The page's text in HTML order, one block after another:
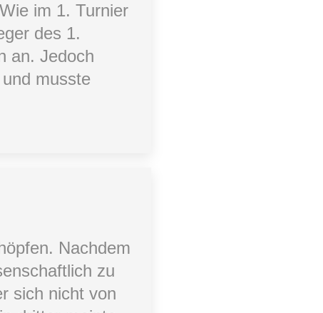
im 1. Turnier
des 1.
an. Jedoch
musste
Nachdem
zu
sich nicht von